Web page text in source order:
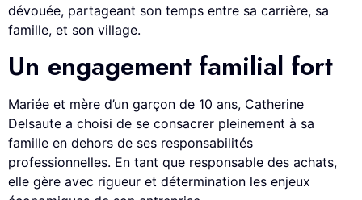
dévouée, partageant son temps entre sa carrière, sa
famille, et son village.
Un engagement familial fort
Mariée et mère d’un garçon de 10 ans, Catherine
Delsaute a choisi de se consacrer pleinement à sa
famille en dehors de ses responsabilités
professionnelles. En tant que responsable des achats,
elle gère avec rigueur et détermination les enjeux